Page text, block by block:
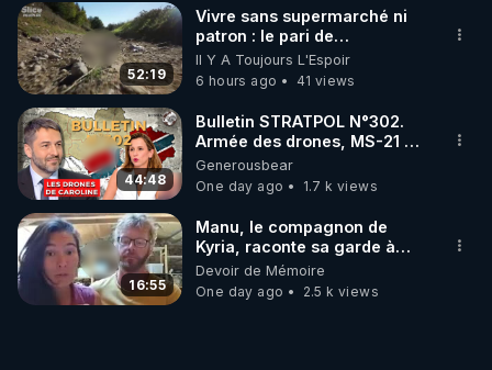
52:19
Vivre sans supermarché ni
patron : le pari de
l’autonomie
Il Y A Toujours L'Espoir
6 hours ago
41 views
44:48
Bulletin STRATPOL N°302.
Armée des drones, MS-21 en
série, missiles coréens.
07.08.2026.
Generousbear
One day ago
1.7 k views
16:55
Manu, le compagnon de
Kyria, raconte sa garde à
vue musclée. PARTAGEZ!
Devoir de Mémoire
One day ago
2.5 k views